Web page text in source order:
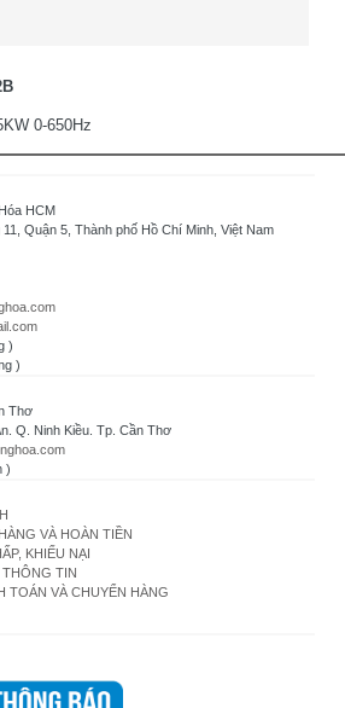
0-650Hz
HCM
Quận 5, Thành phố Hồ Chí Minh, Việt Nam
)
)
Thơ
Q. Ninh Kiều. Tp. Cần Thơ
)
VÀ HOÀN TIỀN
KHIẾU NẠI
TIN
TOÁN VÀ CHUYỂN HÀNG